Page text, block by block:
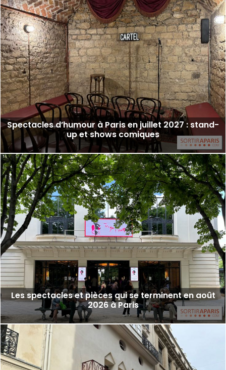
Spectacles d’humour à Paris en juillet 2027 : stand-
up et shows comiques
Les spectacles et pièces qui se terminent en août
2026 à Paris